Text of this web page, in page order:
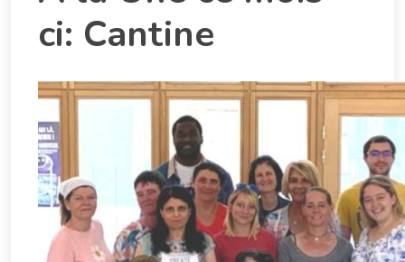
ci: Cantine